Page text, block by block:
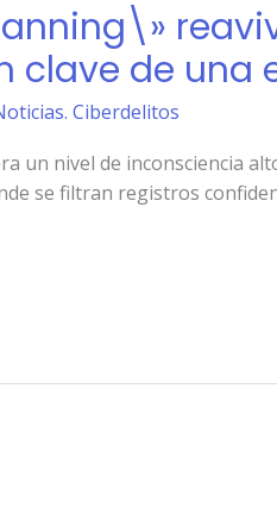
clave de una
Ciberdelitos
un nivel de inconsciencia
se filtran registros